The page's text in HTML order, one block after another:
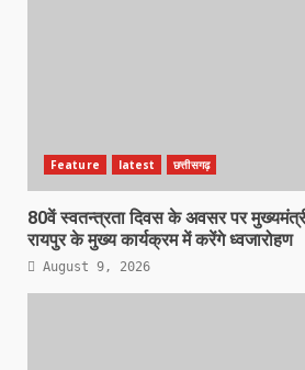
Feature latest छत्तीसगढ़
80वें स्वतन्त्रता दिवस के अवसर पर
रायपुर के मुख्य कार्यक्रम में करेंगे ध्वजारोहण
August 9, 2026